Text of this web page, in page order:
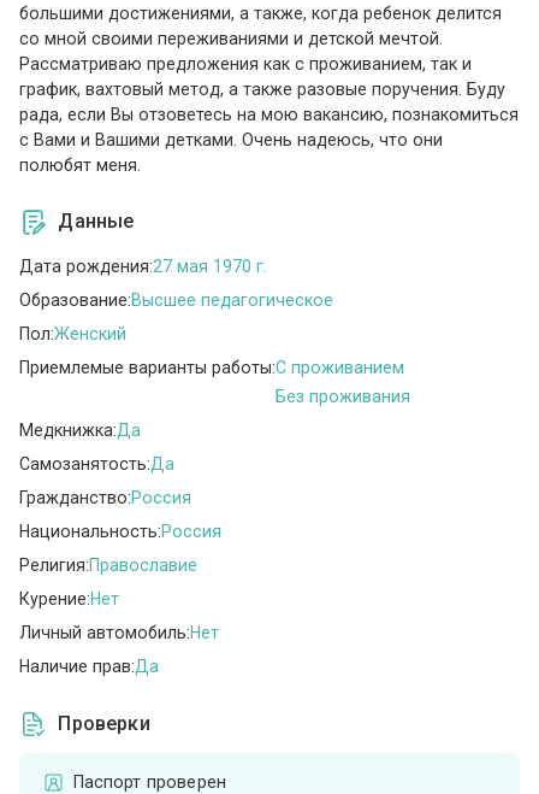
большими достижениями, а также, когда ребенок делится
со мной своими переживаниями и детской мечтой.
Рассматриваю предложения как с проживанием, так и
график, вахтовый метод, а также разовые поручения. Буду
рада, если Вы отзоветесь на мою вакансию, познакомиться
с Вами и Вашими детками. Очень надеюсь, что они
полюбят меня.
Данные
Дата рождения:27 мая 1970 г.
Образование:Высшее педагогическое
Пол:Женский
Приемлемые варианты работы:C проживанием
Без проживания
Медкнижка:Да
Самозанятость:Да
Гражданство:Россия
Национальность:Россия
Религия:Православие
Курение:Нет
Личный автомобиль:Нет
Наличие прав:Да
Проверки
Паспорт проверен